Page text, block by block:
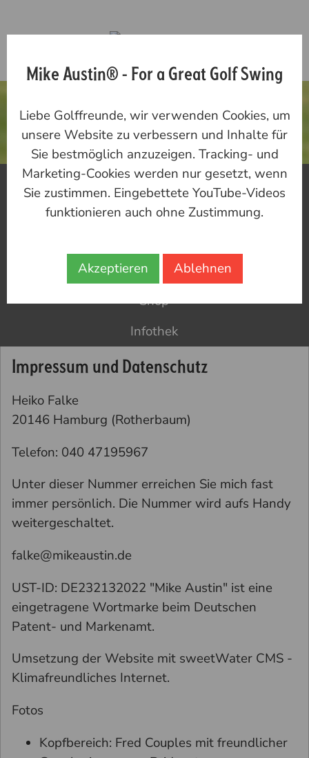
DAS SCHÖNSTE
GOLF ERLEBEN
Mike Austin
Heiko Falke
Reisen
Shop
Infothek
Impressum und Datenschutz
Heiko Falke
20146 Hamburg (Rotherbaum)
Telefon: 040 47195967
Unter dieser Nummer erreichen Sie mich fast
immer persönlich. Die Nummer wird aufs Handy
weitergeschaltet.
falke@mikeaustin.de
UST-ID: DE232132022 "Mike Austin" ist eine
eingetragene Wortmarke beim Deutschen
Patent- und Markenamt.
Umsetzung der Website mit sweetWater CMS -
Klimafreundliches Internet.
Fotos
Kopfbereich: Fred Couples mit freundlicher
Mike Austin® - For a Great Golf Swing
Liebe Golffreunde, wir verwenden Cookies, um
unsere Website zu verbessern und Inhalte für
Sie bestmöglich anzuzeigen. Tracking- und
Marketing-Cookies werden nur gesetzt, wenn
Sie zustimmen. Eingebettete YouTube-Videos
funktionieren auch ohne Zustimmung.
Akzeptieren Ablehnen